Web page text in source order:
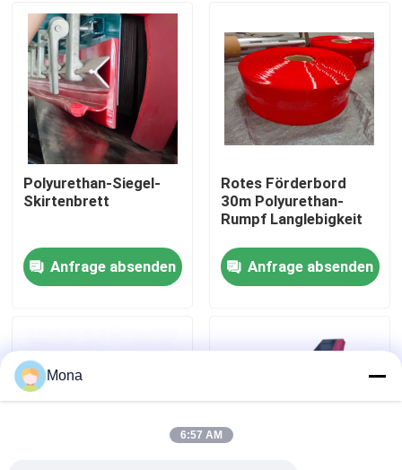
Videos
Über uns
Fabrik Tour
Kontakt
Nachrichten
Keramische Abnutzungszwischenlage
Polyurethan-Siegel-
Skirtenbrett
Anfrage absenden
Rotes Förderbord
30m Polyurethan-
Rumpf Langlebigkeit
Anfrage absenden
Mona
6:57 AM